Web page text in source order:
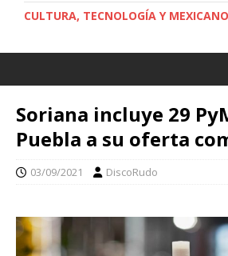
CULTURA, TECNOLOGÍA Y
Soriana incluye 29
Puebla a su oferta
03/09/2021 DiscoRudo